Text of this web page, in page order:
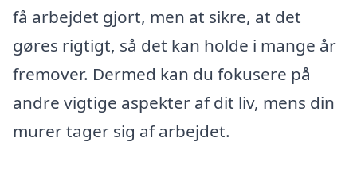
få arbejdet gjort, men at sikre, at det
gøres rigtigt, så det kan holde i mange år
fremover. Dermed kan du fokusere på
andre vigtige aspekter af dit liv, mens din
murer tager sig af arbejdet.